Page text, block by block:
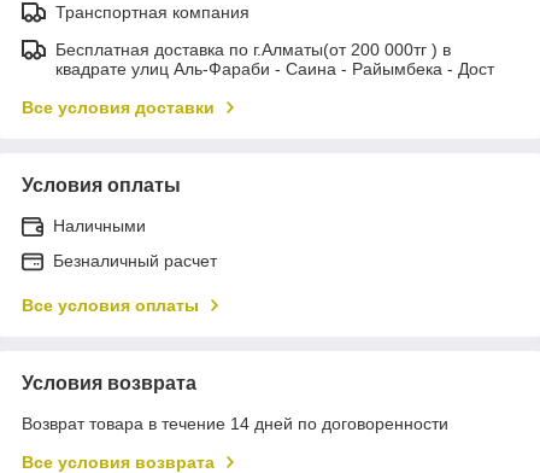
Транспортная компания
Бесплатная доставка по г.Алматы(от 200 000тг ) в
квадрате улиц Аль-Фараби - Саина - Райымбека - Дост
Все условия доставки
Условия оплаты
Наличными
Безналичный расчет
Все условия оплаты
Условия возврата
Возврат товара в течение 14 дней по договоренности
Все условия возврата